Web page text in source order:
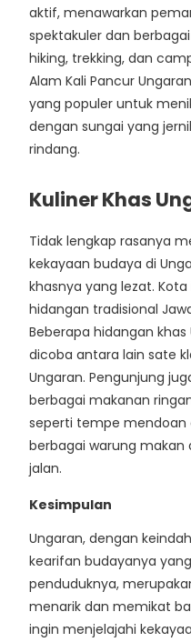
aktif, menawarkan
spektakuler dan
hiking, trekking, dan
Alam Kali Pancur
yang populer untuk
dengan sungai yang
rindang.
Kuliner Khas
Tidak lengkap rasanya
kekayaan budaya di
khasnya yang lezat.
hidangan tradisional
Beberapa hidangan
dicoba antara lain sate
Ungaran. Pengunjung
berbagai makanan
seperti tempe mendoan
berbagai warung makan
jalan.
Kesimpulan
Ungaran, dengan
kearifan budayanya
penduduknya,
menarik dan memikat
ingin menjelajahi